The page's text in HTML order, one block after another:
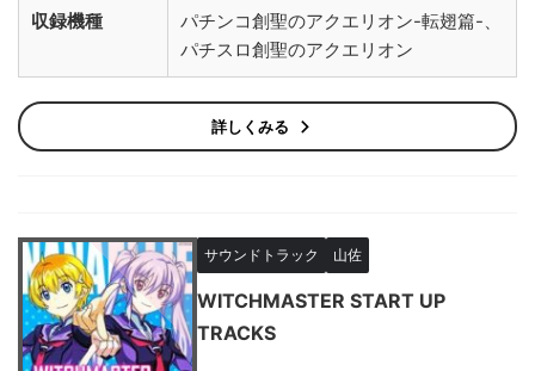
収録機種
パチンコ創聖のアクエリオン-転翅篇-、
パチスロ創聖のアクエリオン
詳しくみる
サウンドトラック 山佐
WITCHMASTER START UP
TRACKS